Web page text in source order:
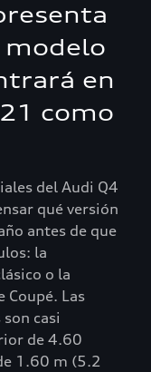
modelo
en
como
del Audi Q4
qué versión
antes de que
la
o la
Coupé. Las
casi
de 4.60
1.60 m (5.2